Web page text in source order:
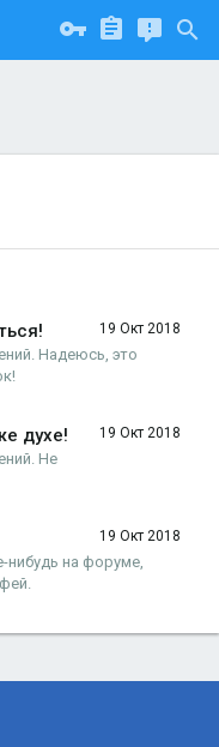
19 Окт 2018
Надеюсь, это
19 Окт 2018
духе!
Не
19 Окт 2018
нибудь на форуме,